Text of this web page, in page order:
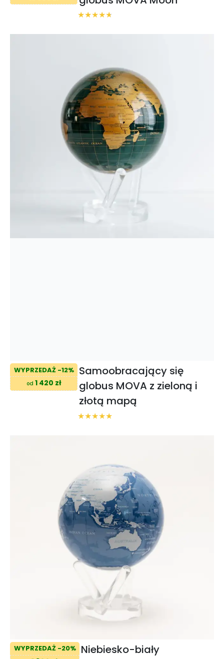
WYPRZEDAŻ -12%
od 1 420 zł
Samoobracający się
globus MOVA z zieloną i
złotą mapą
WYPRZEDAŻ -20%
Niebiesko-biały